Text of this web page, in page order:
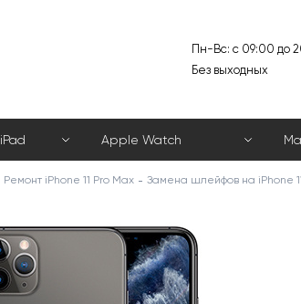
Пн-Вс: с 09:00 до
Без выходных
iPad Apple Watch
Ремонт iPhone 11 Pro Max Замена шлейфов на iPhone